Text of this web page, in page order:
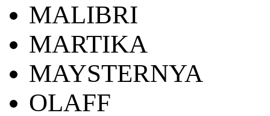
MALIBRI
MARTIKA
MAYSTERNYA
OLAFF